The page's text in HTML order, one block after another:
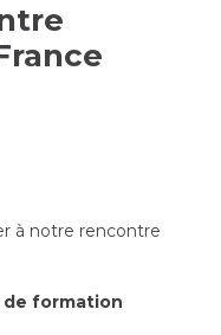
à notre rencontre
de formation